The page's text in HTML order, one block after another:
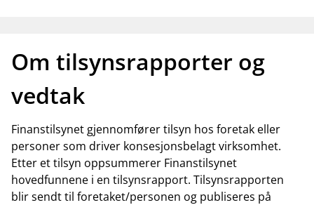
Om tilsynsrapporter og
vedtak
Finanstilsynet gjennomfører tilsyn hos foretak eller
personer som driver konsesjonsbelagt virksomhet.
Etter et tilsyn oppsummerer Finanstilsynet
hovedfunnene i en tilsynsrapport. Tilsynsrapporten
blir sendt til foretaket/personen og publiseres på